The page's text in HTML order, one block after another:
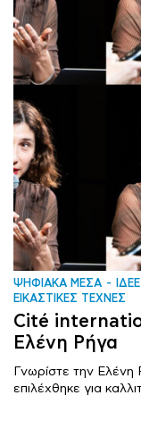
ΨΗΦΙΑΚΑ ΜΕΣΑ
ΕΙΚΑΣΤΙΚΕΣ ΤΕΧΝΕΣ
Cité
Ελένη Ρήγα
Γνωρίστε την Ελένη
επιλέχθηκε για